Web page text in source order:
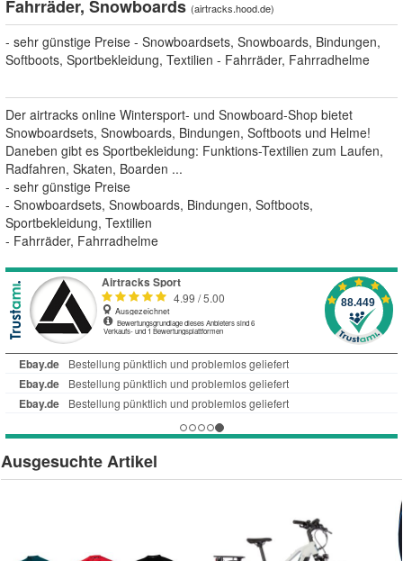
Fahrräder, Snowboards (airtracks.hood.de)
- sehr günstige Preise - Snowboardsets, Snowboards, Bindungen,
Softboots, Sportbekleidung, Textilien - Fahrräder, Fahrradhelme
Der airtracks online Wintersport- und Snowboard-Shop bietet
Snowboardsets, Snowboards, Bindungen, Softboots und Helme!
Daneben gibt es Sportbekleidung: Funktions-Textilien zum Laufen,
Radfahren, Skaten, Boarden ...
- sehr günstige Preise
- Snowboardsets, Snowboards, Bindungen, Softboots,
Sportbekleidung, Textilien
- Fahrräder, Fahrradhelme
Ausgesuchte Artikel